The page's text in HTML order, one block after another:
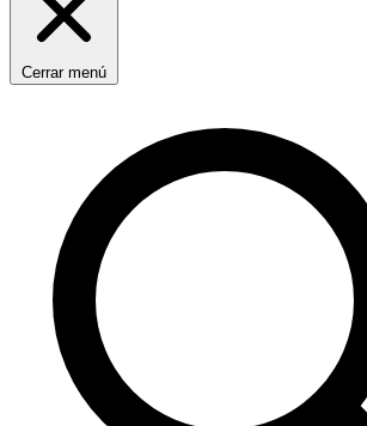
Cerrar menú